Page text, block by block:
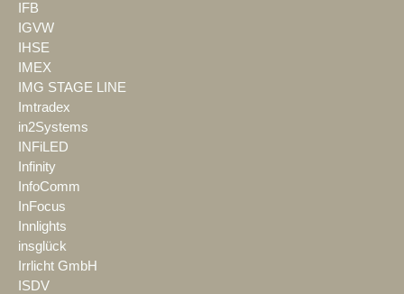
IFB
IGVW
IHSE
IMEX
IMG STAGE LINE
Imtradex
in2Systems
INFiLED
Infinity
InfoComm
InFocus
Innlights
insglück
Irrlicht GmbH
ISDV